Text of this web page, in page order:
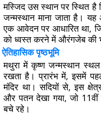
मस्जिद उस स्थान पर स्थित है
जन्मस्थान माना जाता है। यह
एक आवेदन पर आधारित था,
को ध्वस्त करने में औरंगजेब की
ऐतिहासिक पृष्ठभूमि
मथुरा में कृष्ण जन्मस्थान स्थल
रखता है। प्रारंभ में, इसमें
मंदिर था। सदियों से, इस
और पतन देखा गया, जो
बचे रहे।